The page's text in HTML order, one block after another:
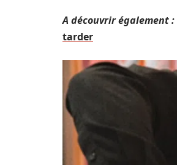
A découvrir également :
tarder